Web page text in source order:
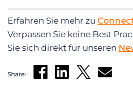
Erfahren Sie mehr zu
Verpassen Sie keine Best
Sie sich direkt für unseren
Share: